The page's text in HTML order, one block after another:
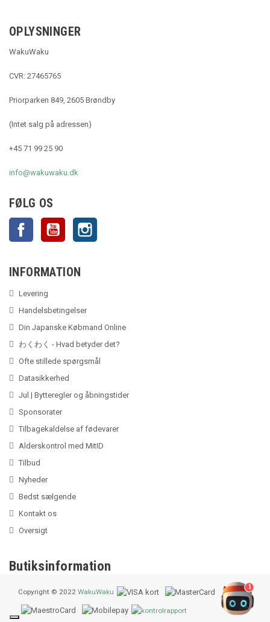
OPLYSNINGER
WakuWaku
CVR: 27465765
Priorparken 849, 2605 Brøndby
(Intet salg på adressen)
+45 71 99 25 90
info@wakuwaku.dk
FØLG OS
Facebook YouTube
INFORMATION
Levering
Handelsbetingelser
Din Japanske Købmand Online
わくわく - Hvad betyder det?
Ofte stillede spørgsmål
Datasikkerhed
Jul | Bytteregler og åbningstider
Sponsorater
Tilbagekaldelse af fødevarer
Alderskontrol med MitID
Tilbud
Nyheder
Bedst sælgende
Kontakt os
Oversigt
Butiksinformation
Copyright © 2022 WakuWaku
1